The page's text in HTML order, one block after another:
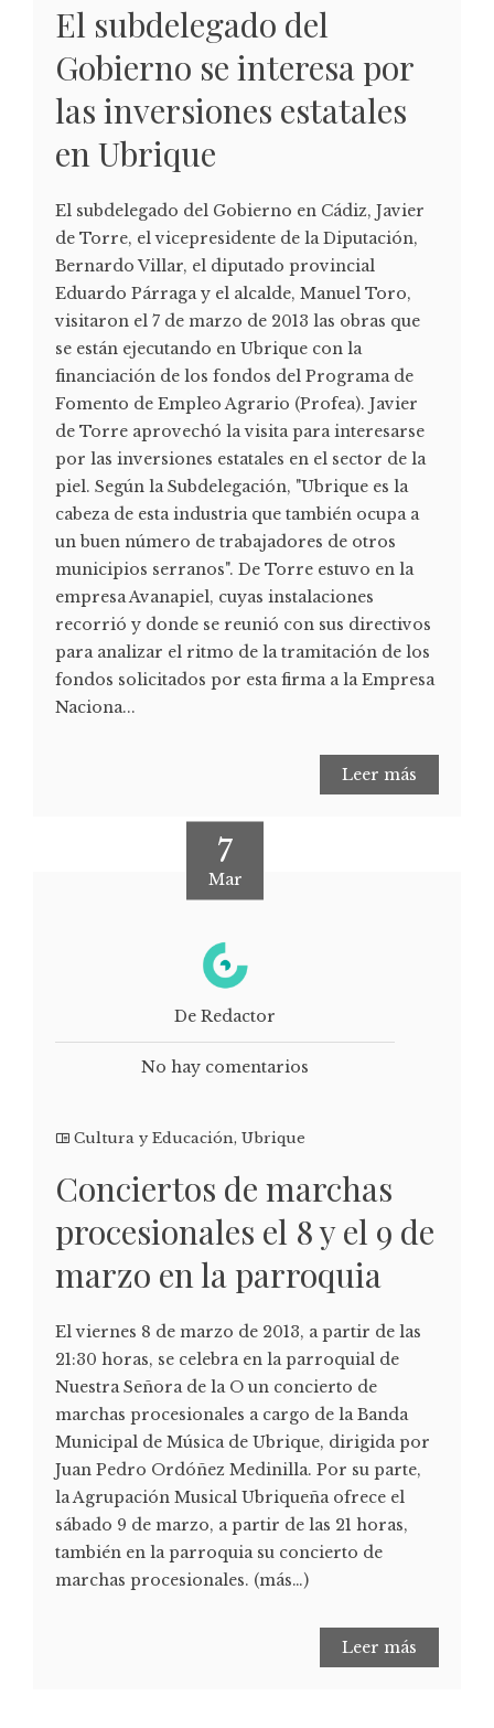
El subdelegado del
Gobierno se interesa por
las inversiones estatales
en Ubrique
El subdelegado del Gobierno en Cádiz, Javier
de Torre, el vicepresidente de la Diputación,
Bernardo Villar, el diputado provincial
Eduardo Párraga y el alcalde, Manuel Toro,
visitaron el 7 de marzo de 2013 las obras que
se están ejecutando en Ubrique con la
financiación de los fondos del Programa de
Fomento de Empleo Agrario (Profea). Javier
de Torre aprovechó la visita para interesarse
por las inversiones estatales en el sector de la
piel. Según la Subdelegación, "Ubrique es la
cabeza de esta industria que también ocupa a
un buen número de trabajadores de otros
municipios serranos". De Torre estuvo en la
empresa Avanapiel, cuyas instalaciones
recorrió y donde se reunió con sus directivos
para analizar el ritmo de la tramitación de los
fondos solicitados por esta firma a la Empresa
Naciona...
Leer más
7
Mar
De Redactor
No hay comentarios
Cultura y Educación, Ubrique
Conciertos de marchas
procesionales el 8 y el 9 de
marzo en la parroquia
El viernes 8 de marzo de 2013, a partir de las
21:30 horas, se celebra en la parroquial de
Nuestra Señora de la O un concierto de
marchas procesionales a cargo de la Banda
Municipal de Música de Ubrique, dirigida por
Juan Pedro Ordóñez Medinilla. Por su parte,
la Agrupación Musical Ubriqueña ofrece el
sábado 9 de marzo, a partir de las 21 horas,
también en la parroquia su concierto de
marchas procesionales. (más…)
Leer más